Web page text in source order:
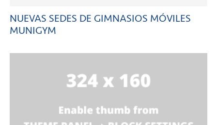
NUEVAS SEDES DE GIMNASIOS MÓVILES
MUNIGYM